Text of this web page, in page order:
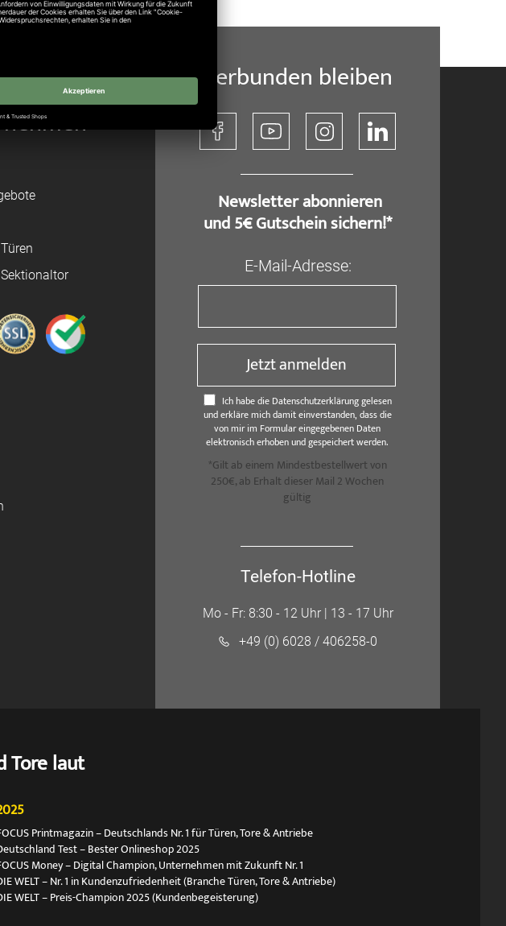
Verbunden bleiben
​ Newsletter abonnieren
und 5€ Gutschein sichern!*
E-Mail-Adresse:
Jetzt anmelden
Ich habe die Datenschutzerklärung gelesen
und erkläre mich damit einverstanden, dass die
von mir im Formular eingegebenen Daten
elektronisch erhoben und gespeichert werden.
*Gilt ab einem Mindestbestellwert von
250€, ab Erhalt dieser Mail 2 Wochen
gültig
Telefon-Hotline
Mo - Fr: 8:30 - 12 Uhr | 13 - 17 Uhr
+49 (0) 6028 / 406258-0
Tore laut
Printmagazin – Deutschlands Nr. 1 für Türen, Tore & Antriebe
Test – Bester Onlineshop 2025
Money – Digital Champion, Unternehmen mit Zukunft Nr. 1
WELT – Nr. 1 in Kundenzufriedenheit (Branche Türen, Tore & Antriebe)
WELT – Preis-Champion 2025 (Kundenbegeisterung)